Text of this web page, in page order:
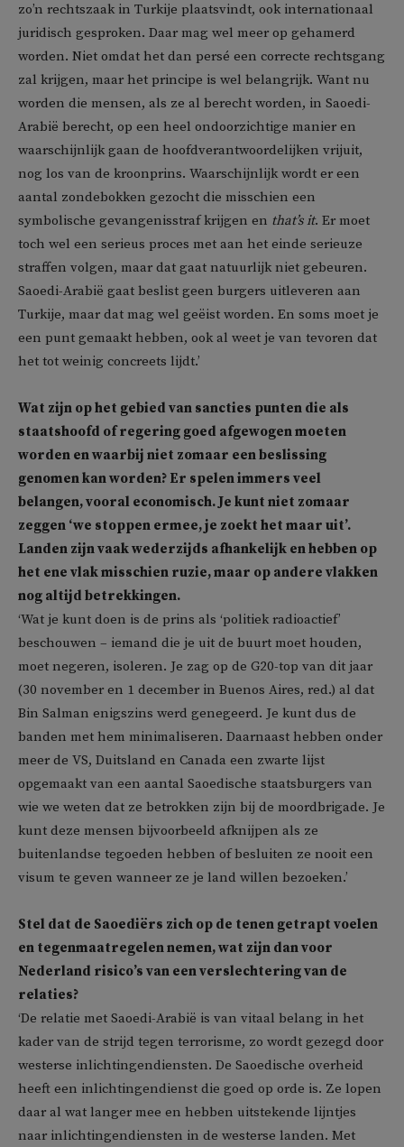
zo’n rechtszaak in Turkije plaatsvindt, ook internationaal
juridisch gesproken. Daar mag wel meer op gehamerd
worden. Niet omdat het dan persé een correcte rechtsgang
zal krijgen, maar het principe is wel belangrijk. Want nu
worden die mensen, als ze al berecht worden, in Saoedi-
Arabië berecht, op een heel ondoorzichtige manier en
waarschijnlijk gaan de hoofdverantwoordelijken vrijuit,
nog los van de kroonprins. Waarschijnlijk wordt er een
aantal zondebokken gezocht die misschien een
symbolische gevangenisstraf krijgen en that’s it. Er moet
toch wel een serieus proces met aan het einde serieuze
straffen volgen, maar dat gaat natuurlijk niet gebeuren.
Saoedi-Arabië gaat beslist geen burgers uitleveren aan
Turkije, maar dat mag wel geëist worden. En soms moet je
een punt gemaakt hebben, ook al weet je van tevoren dat
het tot weinig concreets lijdt.’
Wat zijn op het gebied van sancties punten die als
staatshoofd of regering goed afgewogen moeten
worden en waarbij niet zomaar een beslissing
genomen kan worden? Er spelen immers veel
belangen, vooral economisch. Je kunt niet zomaar
zeggen ‘we stoppen ermee, je zoekt het maar uit’.
Landen zijn vaak wederzijds afhankelijk en hebben op
het ene vlak misschien ruzie, maar op andere vlakken
nog altijd betrekkingen.
‘Wat je kunt doen is de prins als ‘politiek radioactief’
beschouwen – iemand die je uit de buurt moet houden,
moet negeren, isoleren. Je zag op de G20-top van dit jaar
(30 november en 1 december in Buenos Aires, red.) al dat
Bin Salman enigszins werd genegeerd. Je kunt dus de
banden met hem minimaliseren. Daarnaast hebben onder
meer de VS, Duitsland en Canada een zwarte lijst
opgemaakt van een aantal Saoedische staatsburgers van
wie we weten dat ze betrokken zijn bij de moordbrigade. Je
kunt deze mensen bijvoorbeeld afknijpen als ze
buitenlandse tegoeden hebben of besluiten ze nooit een
visum te geven wanneer ze je land willen bezoeken.’
Stel dat de Saoediërs zich op de tenen getrapt voelen
en tegenmaatregelen nemen, wat zijn dan voor
Nederland risico’s van een verslechtering van de
relaties?
‘De relatie met Saoedi-Arabië is van vitaal belang in het
kader van de strijd tegen terrorisme, zo wordt gezegd door
westerse inlichtingendiensten. De Saoedische overheid
heeft een inlichtingendienst die goed op orde is. Ze lopen
daar al wat langer mee en hebben uitstekende lijntjes
naar inlichtingendiensten in de westerse landen. Met